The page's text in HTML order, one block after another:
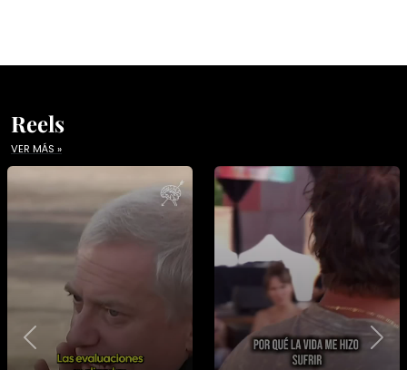
Reels
VER MÁS »
Previous